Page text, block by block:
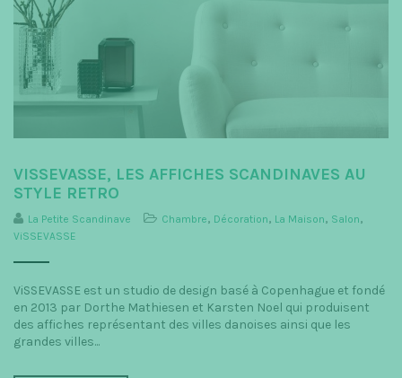
VISSEVASSE, LES AFFICHES SCANDINAVES AU
STYLE RETRO
La Petite Scandinave Chambre, Décoration, La Maison, Salon,
ViSSEVASSE
ViSSEVASSE est un studio de design basé à Copenhague et fondé
en 2013 par Dorthe Mathiesen et Karsten Noel qui produisent
des affiches représentant des villes danoises ainsi que les
grandes villes...